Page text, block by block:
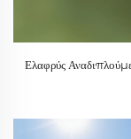
Ελαφρύς